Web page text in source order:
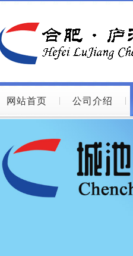
网站首页 公司介绍